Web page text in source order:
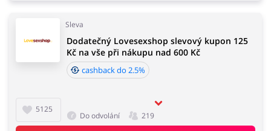
Knihy, filmy, hry a hudba Erotika
Finance a pojištění Počítače foto a elektronika
Sleva
5125
Dodatečný Lovesexshop slevový kupon 125
Kč na vše při nákupu nad 600 Kč
cashback do 2.5%
Do odvolání 219